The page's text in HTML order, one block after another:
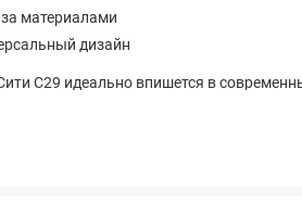
материалами
дизайн
С29 идеально впишется в